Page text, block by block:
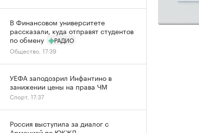
В Финансовом университете
рассказали, куда отправят студентов
по обмену
РАДИО
Общество, 17:39
УЕФА заподозрил Инфантино в
занижении цены на права ЧМ
Спорт, 17:37
Россия выступила за диалог с